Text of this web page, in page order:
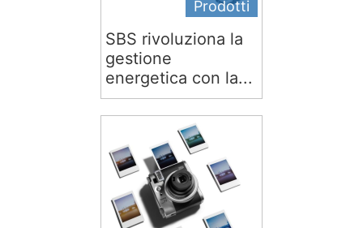
Prodotti
SBS rivoluziona la
gestione
energetica con la...